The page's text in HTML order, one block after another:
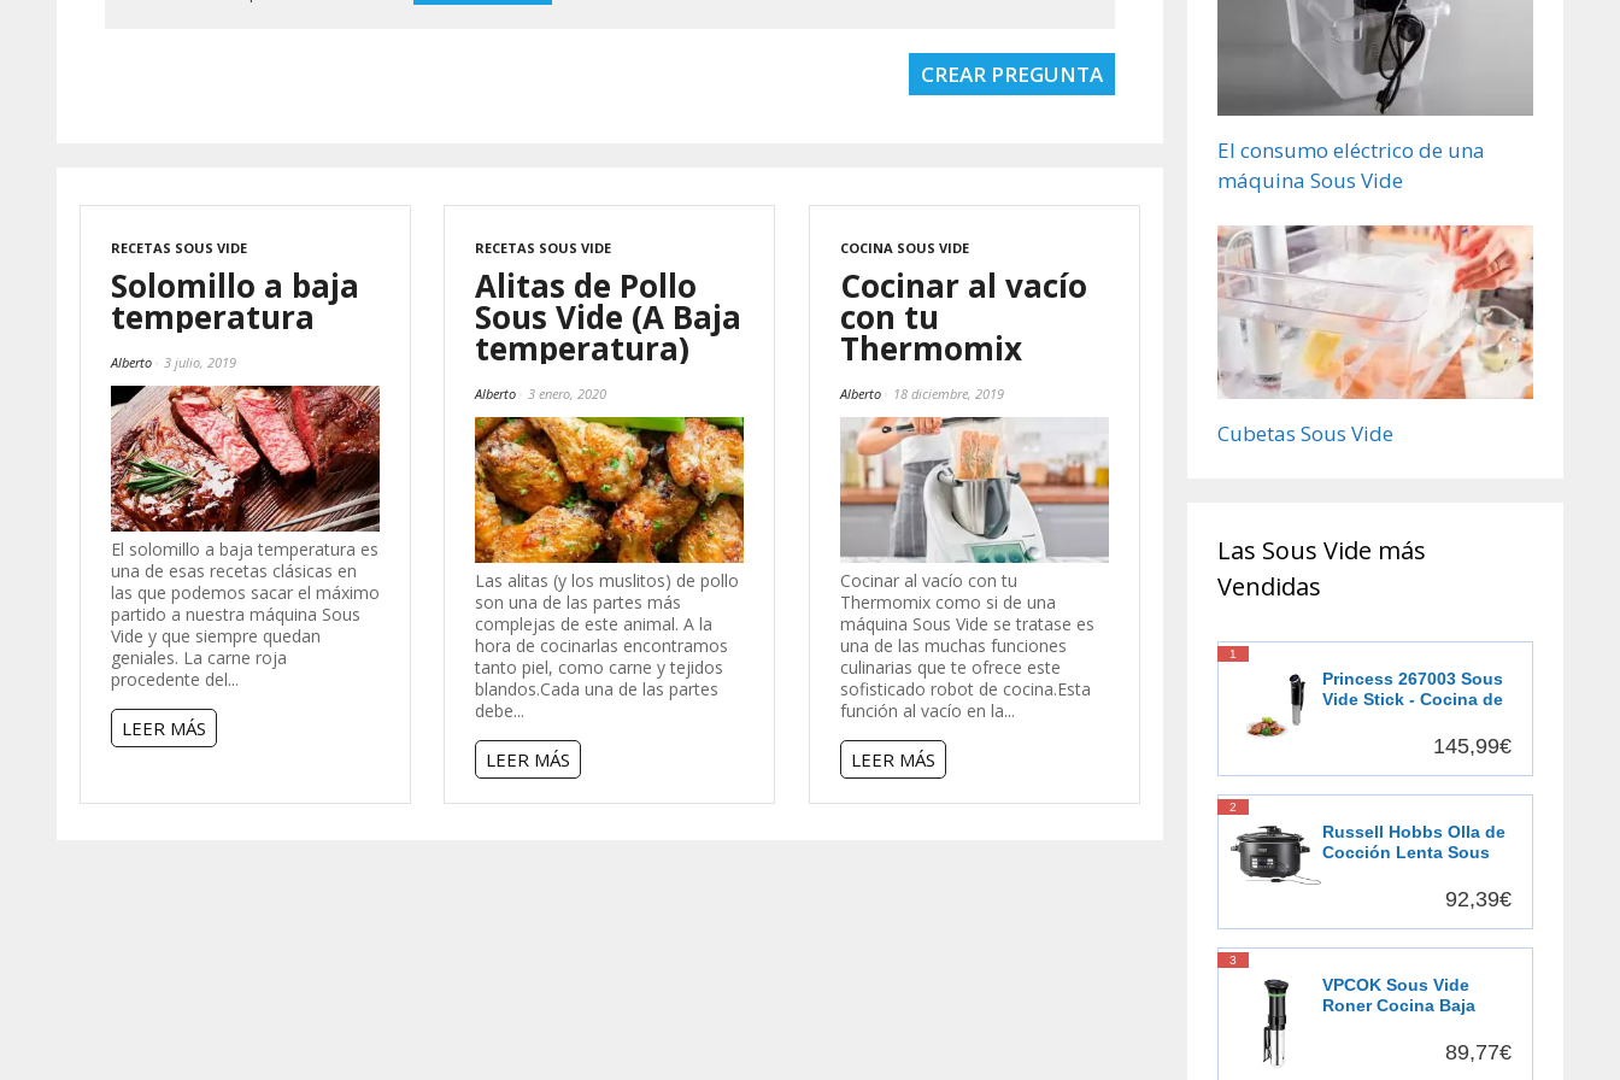
CREAR PREGUNTA
RECETAS SOUS VIDE
Solomillo a baja
temperatura
Alberto 3 julio, 2019
El solomillo a baja temperatura es
una de esas recetas clásicas en
las que podemos sacar el máximo
partido a nuestra máquina Sous
Vide y que siempre quedan
geniales. La carne roja
procedente del...
LEER MÁS
RECETAS SOUS VIDE
Alitas de Pollo
Sous Vide (A Baja
temperatura)
Alberto 3 enero, 2020
Las alitas (y los muslitos) de pollo
son una de las partes más
complejas de este animal. A la
hora de cocinarlas encontramos
tanto piel, como carne y tejidos
blandos.Cada una de las partes
debe...
LEER MÁS
COCINA SOUS VIDE
Cocinar al vacío
con tu
Thermomix
Alberto 18 diciembre, 2019
Cocinar al vacío con tu
Thermomix como si de una
máquina Sous Vide se tratase es
una de las muchas funciones
culinarias que te ofrece este
sofisticado robot de cocina.Esta
función al vacío en la...
LEER MÁS
El consumo eléctrico de una
máquina Sous Vide
Cubetas Sous Vide
Las Sous Vide más
Vendidas
1
Princess 267003 Sous
Vide Stick - Cocina de
145,99€
2
Russell Hobbs Olla de
Cocción Lenta Sous
Cocinar al Vacío,
Medidor Temperatura,
Pantalla Digital LED, 6
Raciones, Recipiente
Extraíble de Cerámica,
Negro - 25630-56
92,39€
3
VPCOK Sous Vide
Roner Cocina Baja
Pantalla LCD táctil,89,77€